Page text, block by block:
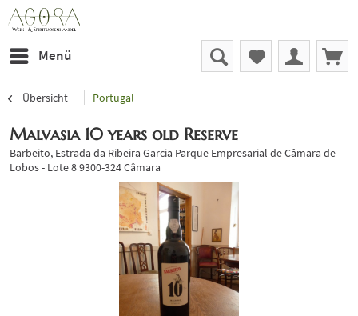
Menü
Übersicht Portugal
Malvasia 10 years old Reserve
Barbeito, Estrada da Ribeira Garcia Parque Empresarial de Câmara de
Lobos - Lote 8 9300-324 Câmara